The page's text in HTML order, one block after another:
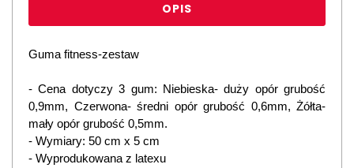
OPIS
Guma fitness-zestaw
- Cena dotyczy 3 gum: Niebieska- duży opór grubość
0,9mm, Czerwona- średni opór grubość 0,6mm, Żółta-
mały opór grubość 0,5mm.
- Wymiary: 50 cm x 5 cm
- Wyprodukowana z latexu